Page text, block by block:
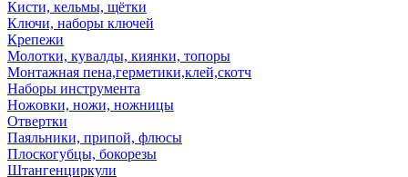
Кисти, кельмы, щётки
Ключи, наборы ключей
Крепежи
Молотки, кувалды, киянки, топоры
Монтажная пена,герметики,клей,скотч
Наборы инструмента
Ножовки, ножи, ножницы
Отвертки
Паяльники, припой, флюсы
Плоскогубцы, бокорезы
Штангенциркули